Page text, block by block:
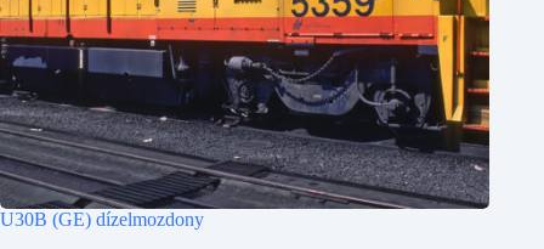
U30B (GE) dízelmozdony